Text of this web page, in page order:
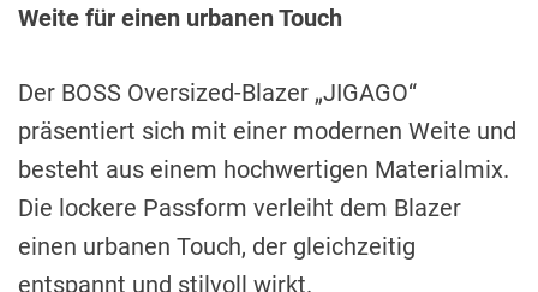
Weite für einen urbanen Touch
Der BOSS Oversized-Blazer „JIGAGO“
präsentiert sich mit einer modernen Weite und
besteht aus einem hochwertigen Materialmix.
Die lockere Passform verleiht dem Blazer
einen urbanen Touch, der gleichzeitig
entspannt und stilvoll wirkt.